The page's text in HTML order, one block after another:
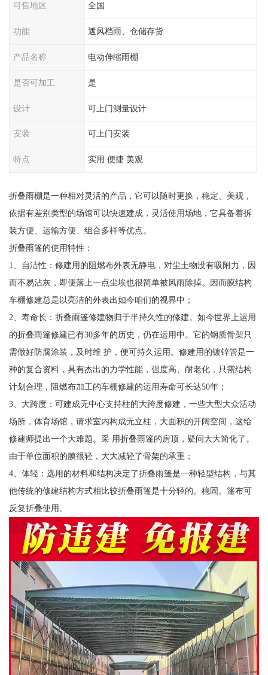
可售地区 全国
功能 遮风档雨、仓储存货
产品名称 电动伸缩雨棚
是否可加工 是
设计 可上门测量设计
安装 可上门安装
特点 实用 便捷 美观
折叠雨棚是一种相对灵活的产品，它可以随时更换，稳定、美观，
依据有差别类型的场馆可以快速建成，灵活使用场地，它具备着拆
装方便、运输方便、组合多样等优点。
折叠雨篷的使用特性：
1、自洁性：修建用的阻燃布外表无静电，对尘土物没有吸附力，因
而不易沾灰，即便落上一点尘埃也很简单被风雨除掉。因而膜结构
车棚修建总是以亮洁的外表出如今咱们的视界中；
2、寿命长：折叠雨篷修建物归于半持久性的修建。如今世界上运用
的折叠雨篷修建已有30多年的历史，仍在运用中。它的钢质骨架只
需做好防腐涂装，及时维 护，便可持久运用。修建用的镀锌管是一
种的复合资料，具有杰出的力学性能，强度高、耐老化，只需结构
计划合理，阻燃布加工的车棚修建的运用寿命可长达50年；
3、大跨度：可建成无中心支持柱的大跨度修建，一些大型大众活动
场所，体育场馆，请求室内构成无立柱，大面积的开阔空间，这给
修建师提出一个大难题。采 用折叠雨篷的房顶，疑问大大简化了。
由于单位面积的膜很轻，大大减轻了骨架的承重；
4、体轻：选用的材料和结构决定了折叠雨篷是一种轻型结构，与其
他传统的修建结构方式相比较折叠雨篷是十分轻的。稳固。篷布可
反复折叠使用。